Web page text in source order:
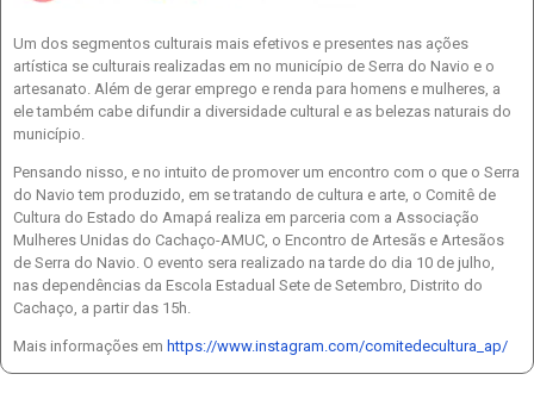
Um dos segmentos culturais mais efetivos e presentes nas ações
artística se culturais realizadas em no município de Serra do Navio e o
artesanato. Além de gerar emprego e renda para homens e mulheres, a
ele também cabe difundir a diversidade cultural e as belezas naturais do
município.
Pensando nisso, e no intuito de promover um encontro com o que o Serra
do Navio tem produzido, em se tratando de cultura e arte, o Comitê de
Cultura do Estado do Amapá realiza em parceria com a Associação
Mulheres Unidas do Cachaço-AMUC, o Encontro de Artesãs e Artesãos
de Serra do Navio. O evento sera realizado na tarde do dia 10 de julho,
nas dependências da Escola Estadual Sete de Setembro, Distrito do
Cachaço, a partir das 15h.
Mais informações em https://www.instagram.com/comitedecultura_ap/